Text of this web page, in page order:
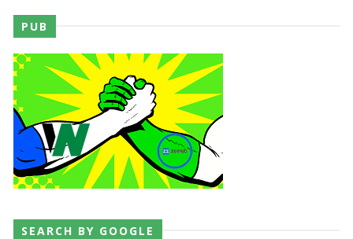
PUB
SEARCH BY GOOGLE